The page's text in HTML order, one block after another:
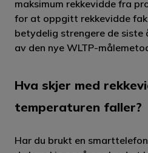
maksimum rekkevidde fra
for at oppgitt rekkevidde
betydelig strengere de siste
av den nye WLTP-
Hva skjer med
temperaturen faller?
Har du brukt en